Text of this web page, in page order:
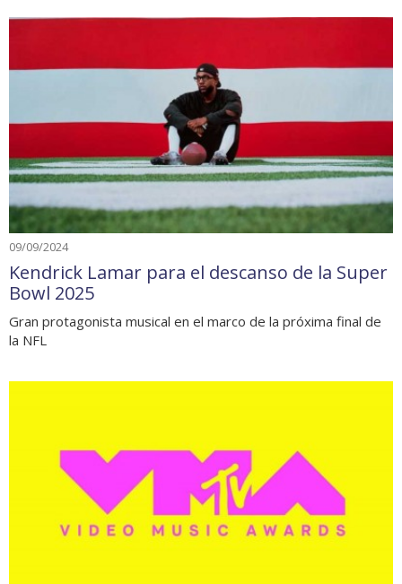
09/09/2024
Kendrick Lamar para el descanso de la Super
Bowl 2025
Gran protagonista musical en el marco de la próxima final de
la NFL